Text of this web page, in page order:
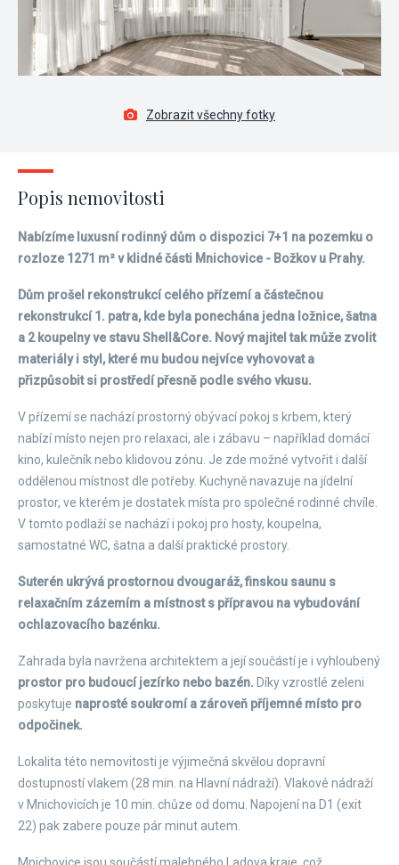
Zobrazit všechny fotky
Popis nemovitosti
Nabízíme luxusní rodinný dům o dispozici 7+1 na pozemku o
rozloze 1271 m² v klidné části Mnichovice - Božkov u Prahy.
Dům prošel rekonstrukcí celého přízemí a částečnou
rekonstrukcí 1. patra, kde byla ponechána jedna ložnice, šatna
a 2 koupelny ve stavu Shell&Core. Nový majitel tak může zvolit
materiály i styl, které mu budou nejvíce vyhovovat a
přizpůsobit si prostředí přesně podle svého vkusu.
V přízemí se nachází prostorný obývací pokoj s krbem, který
nabízí místo nejen pro relaxaci, ale i zábavu – například domácí
kino, kulečník nebo klidovou zónu. Je zde možné vytvořit i další
oddělenou místnost dle potřeby. Kuchyně navazuje na jídelní
prostor, ve kterém je dostatek místa pro společné rodinné chvíle.
V tomto podlaží se nachází i pokoj pro hosty, koupelna,
samostatné WC, šatna a další praktické prostory.
Suterén ukrývá prostornou dvougaráž, finskou saunu s
relaxačním zázemím a místnost s přípravou na vybudování
ochlazovacího bazénku.
Zahrada byla navržena architektem a její součástí je i vyhloubený
prostor pro budoucí jezírko nebo bazén. Díky vzrostlé zeleni
poskytuje naprosté soukromí a zároveň příjemné místo pro
odpočinek.
Lokalita této nemovitosti je výjimečná skvělou dopravní
dostupností vlakem (28 min. na Hlavní nádraží). Vlakové nádraží
v Mnichovicích je 10 min. chůze od domu. Napojení na D1 (exit
22) pak zabere pouze pár minut autem.